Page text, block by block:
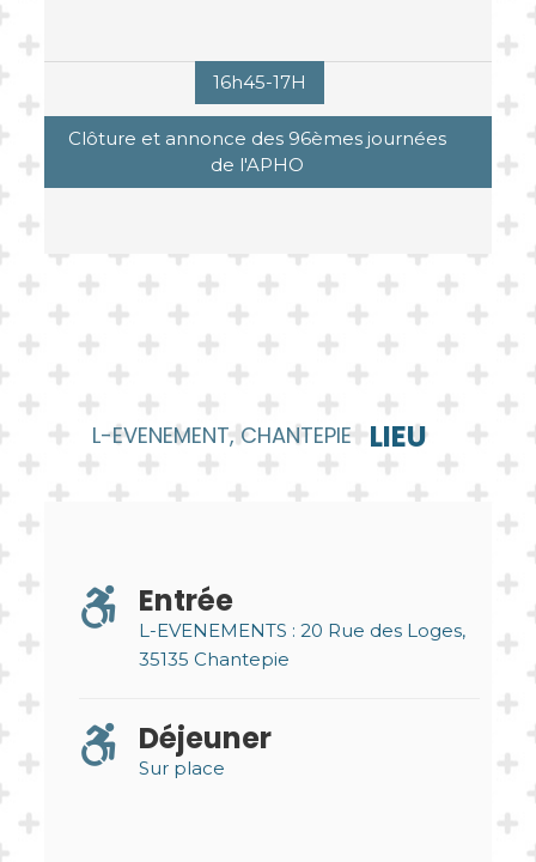
16h45-17H
Clôture et annonce des 96èmes journées
de l'APHO
LIEU
L-EVENEMENT, CHANTEPIE
Entrée
L-EVENEMENTS : 20 Rue des Loges,
35135 Chantepie
Déjeuner
Sur place